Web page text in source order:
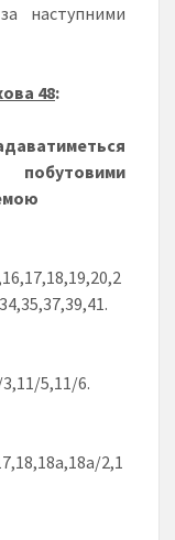
наступними
48:
5,11/6.
2,1